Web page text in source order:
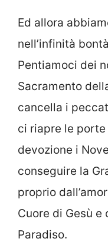
Ed allora
nell’infinità
Pentiamoci dei
Sacramento
cancella i
ci riapre le
devozione i
conseguire la
proprio
Cuore di Gesù
Paradiso.